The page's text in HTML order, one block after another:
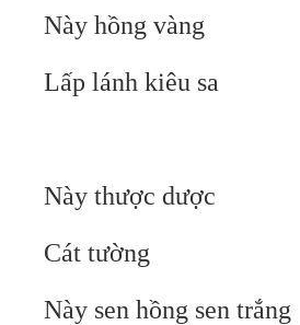
Này hồng vàng
Lấp lánh kiêu sa
Này thược dược
Cát tường
Này sen hồng sen trắng